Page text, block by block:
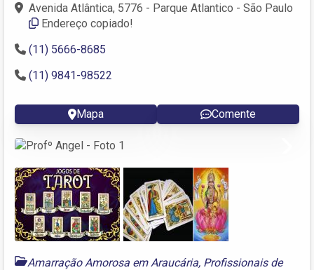
Avenida Atlântica, 5776 - Parque Atlantico - São Paulo
Endereço copiado!
(11) 5666-8685
(11) 9841-98522
Mapa Comente
Amarração Amorosa em Araucária, Profissionais de